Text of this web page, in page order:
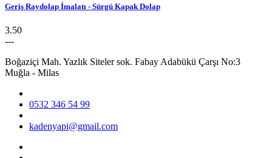
Geriş Raydolap İmalatı - Sürgü Kapak Dolap
3.50
---
Boğaziçi Mah. Yazlık Siteler sok. Fabay Adabükü Çarşı No:3
Muğla - Milas
0532 346 54 99
kadenyapi@gmail.com